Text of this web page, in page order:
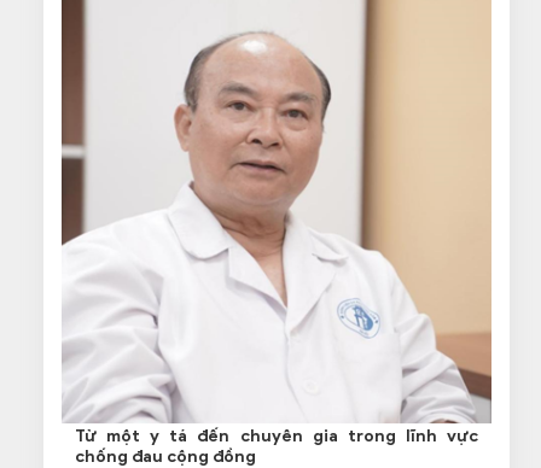
Từ một y tá đến chuyên gia trong lĩnh vực
chống đau cộng đồng